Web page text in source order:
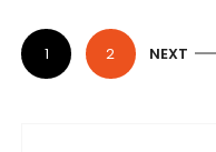
N
a
1 2 NEXT